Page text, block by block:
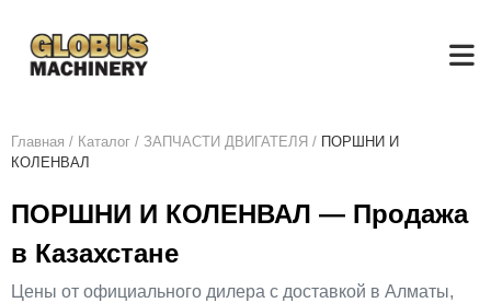
Главная / Каталог / ЗАПЧАСТИ ДВИГАТЕЛЯ / ПОРШНИ И
КОЛЕНВАЛ
ПОРШНИ И КОЛЕНВАЛ — Продажа
в Казахстане
Цены от официального дилера с доставкой в Алматы,